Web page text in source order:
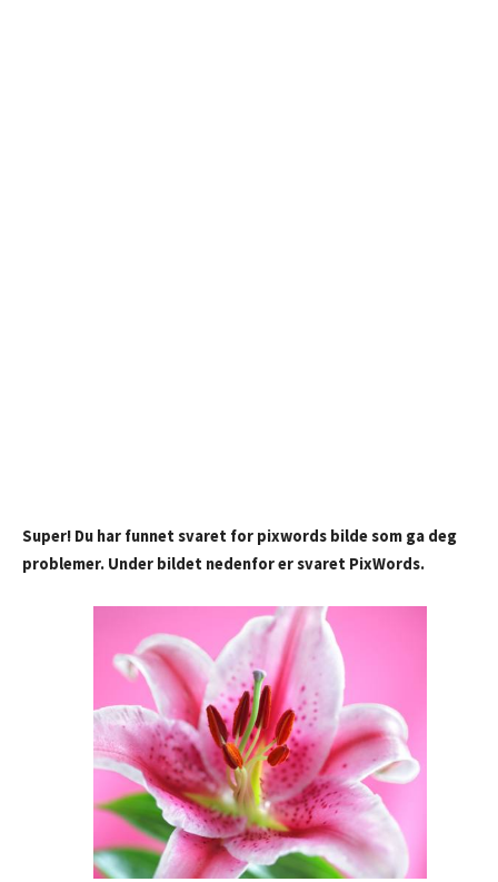
Super! Du har funnet svaret for pixwords bilde som ga deg
problemer. Under bildet nedenfor er svaret PixWords.